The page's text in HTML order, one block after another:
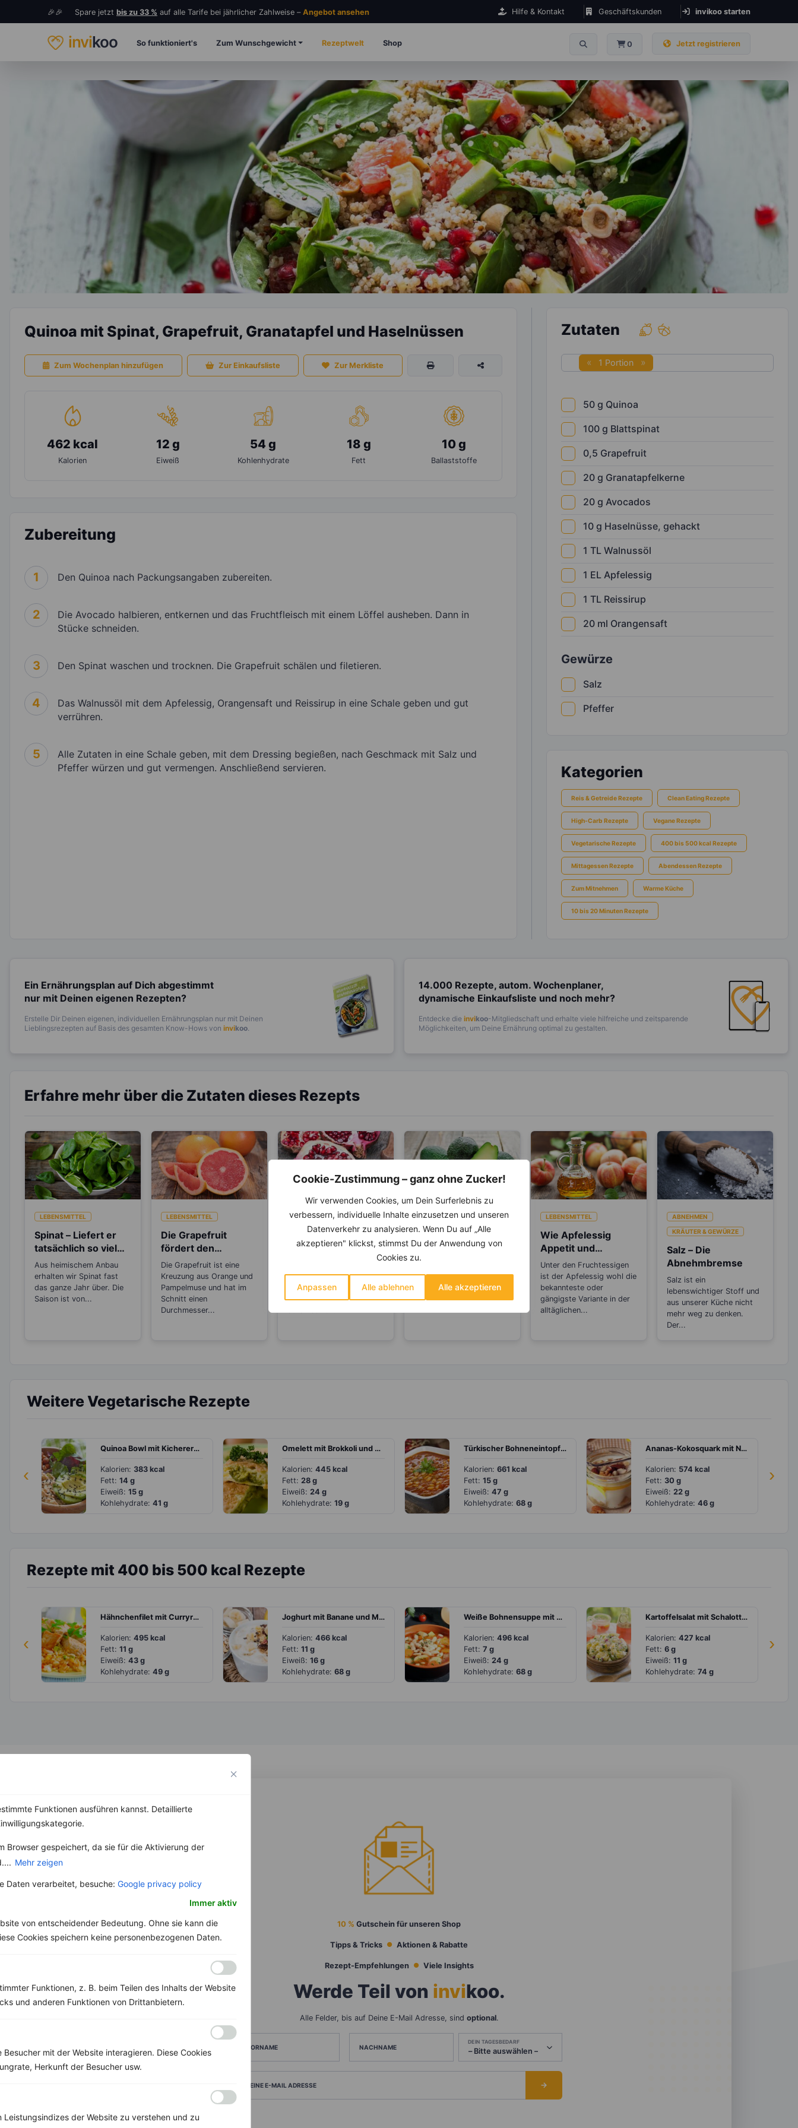
Cookie-Zustimmung – ganz ohne Zucker!
Wir verwenden Cookies, um Dein Surferlebnis zu
verbessern, individuelle Inhalte einzusetzen und unseren
Datenverkehr zu analysieren. Wenn Du auf „Alle
akzeptieren" klickst, stimmst Du der Anwendung von
Cookies zu.
Anpassen Alle ablehnen Alle akzeptieren
Funktionen ausführen kannst. Detaillierte
Browser gespeichert, da sie für die Aktivierung der
Mehr zeigen
Daten verarbeitet, besuche: Google privacy policy
Immer aktiv
von entscheidender Bedeutung. Ohne sie kann die
Cookies speichern keine personenbezogenen Daten.
Funktionen, z. B. beim Teilen des Inhalts der Website
und anderen Funktionen von Drittanbietern.
mit der Website interagieren. Diese Cookies
Herkunft der Besucher usw.
der Website zu verstehen und zu
🎉🎉 Spare jetzt bis zu 33 % auf alle Tarife bei jährlicher Zahlweise – Angebot ansehen Hilfe & Kontakt Geschäftskunden invikoo starten
invikoo So funktioniert's Zum Wunschgewicht Rezeptwelt Shop 0 Jetzt registrieren
Quinoa mit Spinat, Grapefruit, Granatapfel und Haselnüssen
Zum Wochenplan hinzufügen Zur Einkaufsliste Zur Merkliste
462 kcal
Kalorien
12 g
Eiweiß
54 g
Kohlenhydrate
18 g
Fett
10 g
Ballaststoffe
Zubereitung
1 Den Quinoa nach Packungsangaben zubereiten.
2
Die Avocado halbieren, entkernen und das Fruchtfleisch mit einem Löffel ausheben. Dann in
Stücke schneiden.
3 Den Spinat waschen und trocknen. Die Grapefruit schälen und filetieren.
4
Das Walnussöl mit dem Apfelessig, Orangensaft und Reissirup in eine Schale geben und gut
verrühren.
5
Alle Zutaten in eine Schale geben, mit dem Dressing begießen, nach Geschmack mit Salz und
Pfeffer würzen und gut vermengen. Anschließend servieren.
Zutaten
1 Portion
50 g Quinoa
100 g Blattspinat
0,5 Grapefruit
20 g Granatapfelkerne
20 g Avocados
10 g Haselnüsse, gehackt
1 TL Walnussöl
1 EL Apfelessig
1 TL Reissirup
20 ml Orangensaft
Gewürze
Salz
Pfeffer
Kategorien
Reis & Getreide Rezepte Clean Eating Rezepte
High-Carb Rezepte Vegane Rezepte
Vegetarische Rezepte 400 bis 500 kcal Rezepte
Mittagessen Rezepte Abendessen Rezepte
Zum Mitnehmen Warme Küche
10 bis 20 Minuten Rezepte
Ein Ernährungsplan auf Dich abgestimmt
nur mit Deinen eigenen Rezepten?
Erstelle Dir Deinen eigenen, individuellen Ernährungsplan nur mit Deinen
Lieblingsrezepten auf Basis des gesamten Know-Hows von invikoo.
14.000 Rezepte, autom. Wochenplaner,
dynamische Einkaufsliste und noch mehr?
Entdecke die invikoo-Mitgliedschaft und erhalte viele hilfreiche und zeitsparende
Möglichkeiten, um Deine Ernährung optimal zu gestalten.
Erfahre mehr über die Zutaten dieses Rezepts
LEBENSMITTEL
Spinat – Liefert er
tatsächlich so viel
Eisen?
Aus heimischem Anbau
erhalten wir Spinat fast
das ganze Jahr über. Die
Saison ist von...
LEBENSMITTEL
Die Grapefruit
fördert den
Fettabbau in der
Leber
Die Grapefruit ist eine
Kreuzung aus Orange und
Pampelmuse und hat im
Schnitt einen
Durchmesser...
LEBENSMITTEL
Der Granatapfel –
Ein wahrer
nicht nur durch sein
Äußeres und inneres
Aussehen, sondern auch
LEBENSMITTEL
Avocado – Gehört
sie zu den Obst-
oder
Gemüsesorten?
Geschmack nicht ganz
vermuten lässt, handelt es
sich bei der Avocado...
LEBENSMITTEL
Wie Apfelessig
Appetit und
Heißhunger
ausbremst
Unter den Fruchtessigen
ist der Apfelessig wohl die
bekannteste oder
gängigste Variante in der
alltäglichen...
ABNEHMEN
KRÄUTER & GEWÜRZE
Salz – Die
Abnehmbremse
Salz ist ein
lebenswichtiger Stoff und
aus unserer Küche nicht
mehr weg zu denken.
Der...
Weitere Vegetarische Rezepte
‹ ›
Quinoa Bowl mit Kichererbsen und Avocado
Kalorien: 383 kcal
Fett: 14 g
Eiweiß: 15 g
Kohlehydrate: 41 g
Omelett mit Brokkoli und Kartoffel
Kalorien: 445 kcal
Fett: 28 g
Eiweiß: 24 g
Kohlehydrate: 19 g
Türkischer Bohneneintopf mit Sojahack
Kalorien: 661 kcal
Fett: 15 g
Eiweiß: 47 g
Kohlehydrate: 68 g
Ananas-Kokosquark mit Nüssen
Kalorien: 574 kcal
Fett: 30 g
Eiweiß: 22 g
Kohlehydrate: 46 g
Rezepte mit 400 bis 500 kcal Rezepte
‹ ›
Hähnchenfilet mit Curryreis, Paprika und Erbsen
Kalorien: 495 kcal
Fett: 11 g
Eiweiß: 43 g
Kohlehydrate: 49 g
Joghurt mit Banane und Müsli
Kalorien: 466 kcal
Fett: 11 g
Eiweiß: 16 g
Kohlehydrate: 68 g
Weiße Bohnensuppe mit Kartoffeln und Gemüse
Kalorien: 496 kcal
Fett: 7 g
Eiweiß: 24 g
Kohlehydrate: 68 g
Kartoffelsalat mit Schalotte und Frühlingszwiebel
Kalorien: 427 kcal
Fett: 6 g
Eiweiß: 11 g
Kohlehydrate: 74 g
10 % Gutschein für unseren Shop
Tipps & Tricks Aktionen & Rabatte
Rezept-Empfehlungen Viele Insights
Werde Teil von invikoo.
Alle Felder, bis auf Deine E-Mail Adresse, sind optional.
VORNAME NACHNAME
DEIN TAGESBEDARF
DEINE E-MAIL ADRESSE